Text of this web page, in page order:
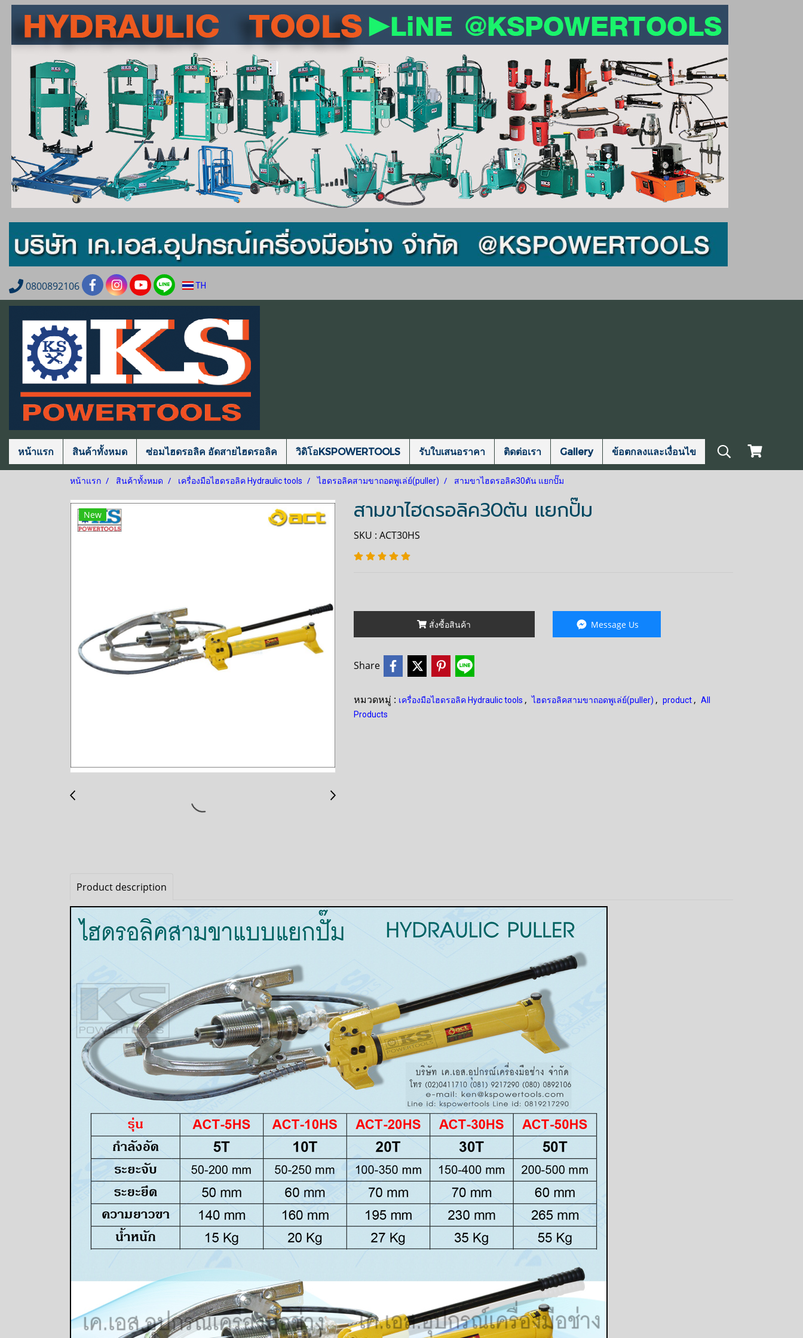
0800892106 TH
หน้าแรก สินค้าทั้งหมด ซ่อมไฮดรอลิค อัดสายไฮดรอลิค วิดิโอKSPOWERTOOLS รับใบเสนอราคา ติดต่อเรา Gallery ข้อตกลงและเงื่อนไข
หน้าแรก สินค้าทั้งหมด เครื่องมือไฮดรอลิค Hydraulic tools ไฮดรอลิคสามขาถอดพูเล่ย์(puller) สามขาไฮดรอลิค30ตัน แยกปั๊ม
New สามขาไฮดรอลิค30ตัน แยกปั๊ม
SKU : ACT30HS
สั่งซื้อสินค้า Message Us
Share
หมวดหมู่ : เครื่องมือไฮดรอลิค Hydraulic tools , ไฮดรอลิคสามขาถอดพูเล่ย์(puller) , product , All
Products
Product description